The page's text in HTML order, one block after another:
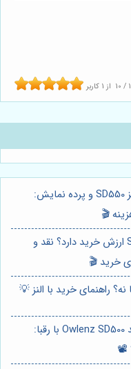
10 / از 1 کاربر
⭐️ راهنمای خرید مینی پروژکتور النز SD550 و پرده نمایش:
🎬
⭐️ مینی ویدئو پروژکتور النز SD550 ارزش خرید دارد؟ نقد و
خرید 🎬
راهنمای خرید با النز 💡
⭐️ مقایسه ویدئو پروژکتور هوشمند Owlenz SD500 با رقبا:
📽️